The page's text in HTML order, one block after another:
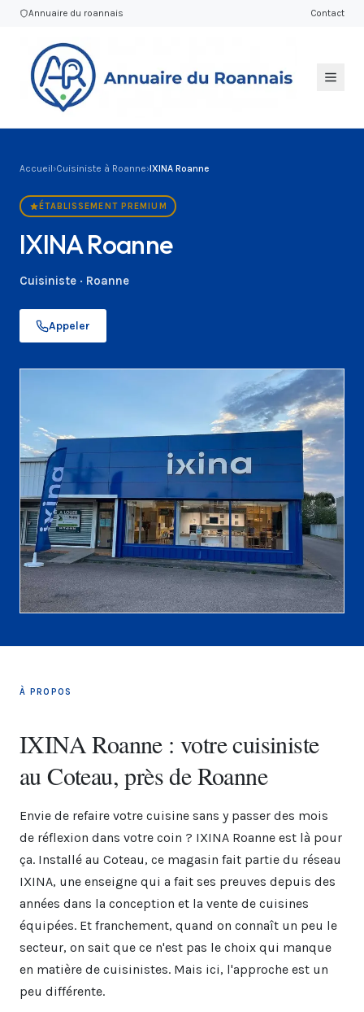
Annuaire du roannais Contact
Accueil›Cuisiniste à Roanne›IXINA Roanne
ÉTABLISSEMENT PREMIUM
IXINA Roanne
Cuisiniste · Roanne
Appeler
À PROPOS
IXINA Roanne : votre cuisiniste
au Coteau, près de Roanne
Envie de refaire votre cuisine sans y passer des mois
de réflexion dans votre coin ? IXINA Roanne est là pour
ça. Installé au Coteau, ce magasin fait partie du réseau
IXINA, une enseigne qui a fait ses preuves depuis des
années dans la conception et la vente de cuisines
équipées. Et franchement, quand on connaît un peu le
secteur, on sait que ce n'est pas le choix qui manque
en matière de cuisinistes. Mais ici, l'approche est un
peu différente.